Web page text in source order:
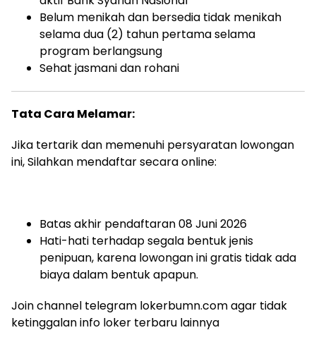
Belum menikah dan bersedia tidak menikah
selama dua (2) tahun pertama selama
program berlangsung
Sehat jasmani dan rohani
Tata Cara Melamar:
Jika tertarik dan memenuhi persyaratan lowongan
ini, Silahkan mendaftar secara online:
Batas akhir pendaftaran 08 Juni 2026
Hati-hati terhadap segala bentuk jenis
penipuan, karena lowongan ini gratis tidak ada
biaya dalam bentuk apapun.
Join channel telegram lokerbumn.com agar tidak
ketinggalan info loker terbaru lainnya